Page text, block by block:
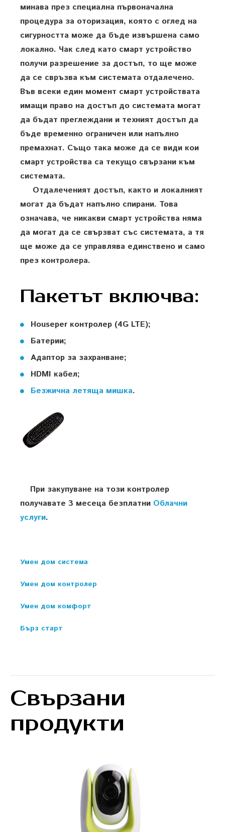
минава през специална първоначална
процедура за оторизация, която с оглед на
сигурността може да бъде извършена само
локално. Чак след като смарт устройство
получи разрешение за достъп, то ще може
да се свръзва към системата отдалечено.
Във всеки един момент смарт устройствата
имащи право на достъп до системата могат
да бъдат преглеждани и техният достъп да
бъде временно ограничен или напълно
премахнат. Също така може да се види кои
смарт устройства са текущо свързани към
системата.
Отдалеченият достъп, както и локалният
могат да бъдат напълно спирани. Това
означава, че никакви смарт устройства няма
да могат да се свързват със системата, а тя
ще може да се управлява единствено и само
през контролера.
Пакетът включва:
Houseper контролер (4G LTE);
Батерии;
Адаптор за захранване;
HDMI кабел;
Безжична летяща мишка.
При закупуване на този контролер
получавате 3 месеца безплатни Облачни
услуги.
Умен дом система
Умен дом контролер
Умен дом комфорт
Бърз старт
Свързани
продукти